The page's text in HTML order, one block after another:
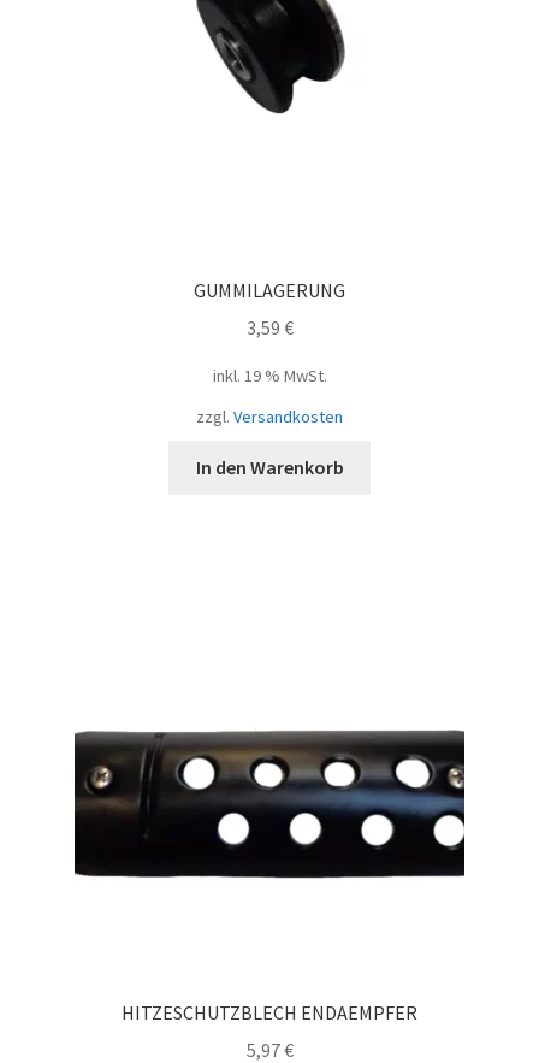
GUMMILAGERUNG
3,59 €
inkl. 19 % MwSt.
zzgl. Versandkosten
In den Warenkorb
HITZESCHUTZBLECH ENDAEMPFER
5,97€